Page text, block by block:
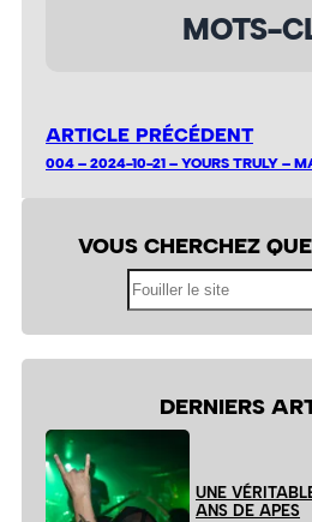
MOTS-
ARTICLE PRÉCÉDENT
004 – 2024-10-21 – YOURS TRULY –
VOUS CHERCHEZ
DERNIERS
UNE
ANS DE APES